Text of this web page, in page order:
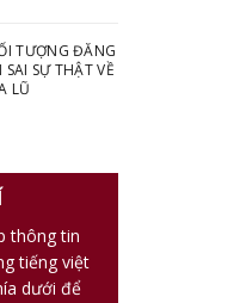
TƯỢNG ĐĂNG
SỰ THẬT VỀ
LŨ
thông tin
tiếng việt
dưới để